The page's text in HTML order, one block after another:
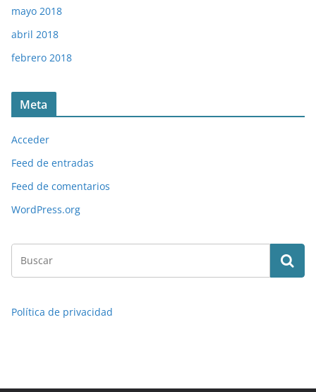
mayo 2018
abril 2018
febrero 2018
Meta
Acceder
Feed de entradas
Feed de comentarios
WordPress.org
Política de privacidad